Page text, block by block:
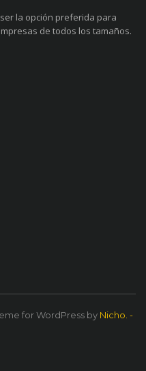
ser la opción preferida para
de todos los tamaños.
for WordPress by Nicho. -